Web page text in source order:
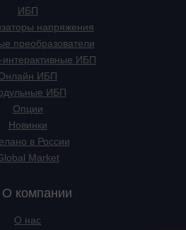
ИБП
напряжения
преобразователи
ИБП
ИБП
ИБП
Опции
Новинки
в России
Market
О компании
О нас